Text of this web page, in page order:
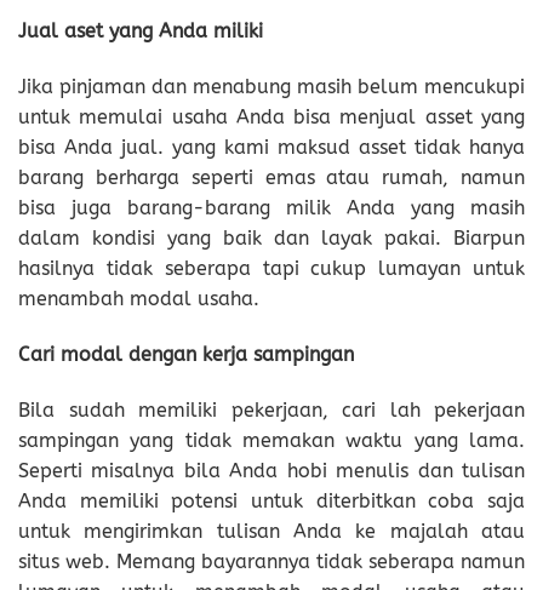
Jual aset yang Anda miliki
Jika pinjaman dan menabung masih belum mencukupi
untuk memulai usaha Anda bisa menjual asset yang
bisa Anda jual. yang kami maksud asset tidak hanya
barang berharga seperti emas atau rumah, namun
bisa juga barang-barang milik Anda yang masih
dalam kondisi yang baik dan layak pakai. Biarpun
hasilnya tidak seberapa tapi cukup lumayan untuk
menambah modal usaha.
Cari modal dengan kerja sampingan
Bila sudah memiliki pekerjaan, cari lah pekerjaan
sampingan yang tidak memakan waktu yang lama.
Seperti misalnya bila Anda hobi menulis dan tulisan
Anda memiliki potensi untuk diterbitkan coba saja
untuk mengirimkan tulisan Anda ke majalah atau
situs web. Memang bayarannya tidak seberapa namun